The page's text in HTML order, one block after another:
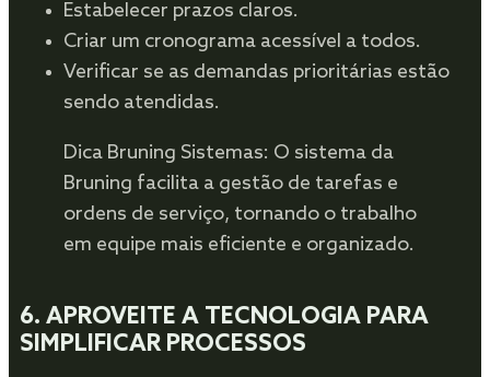
Estabelecer prazos claros.
Criar um cronograma acessível a todos.
Verificar se as demandas prioritárias estão
sendo atendidas.
Dica Bruning Sistemas: O sistema da
Bruning facilita a gestão de tarefas e
ordens de serviço, tornando o trabalho
em equipe mais eficiente e organizado.
6. APROVEITE A TECNOLOGIA PARA
SIMPLIFICAR PROCESSOS